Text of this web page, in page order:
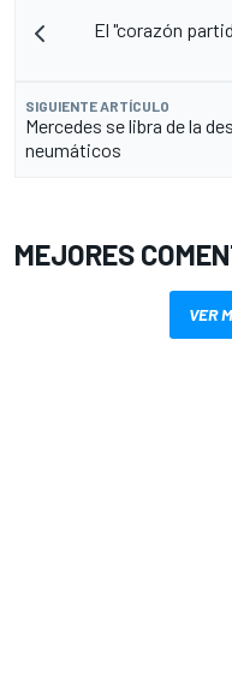
El "corazón
SIGUIENTE ARTÍCULO
Mercedes se libra de la
neumáticos
MEJORES
VER